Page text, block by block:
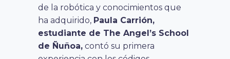
de la robótica y conocimientos que
ha adquirido, Paula Carrión,
estudiante de The Angel’s School
de Ñuñoa, contó su primera